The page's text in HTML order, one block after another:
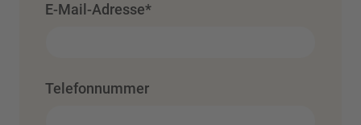
E-Mail-Adresse*
Telefonnummer